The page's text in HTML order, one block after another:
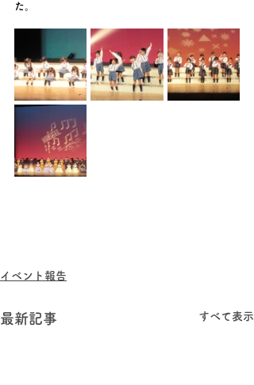
た。
イベント報告
最新記事 すべて表示